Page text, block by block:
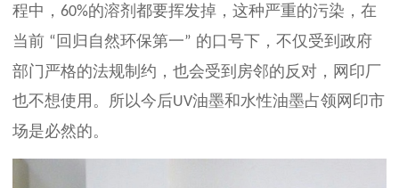
程中， 60%的溶剂都要挥发掉，这种严重的污染，在
当前 “ 回归自然环保第一” 的口号下，不仅受到政府
部门严格的法规制约，也会受到房邻的反对，网印厂
也不想使用。所以今后UV油墨和水性油墨占领网印市
场是必然的。